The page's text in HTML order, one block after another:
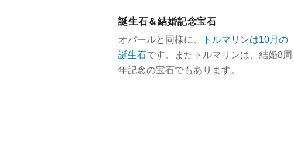
誕生石＆結婚記念宝石
オパールと同様に、
トルマリンは10月の
誕生石です。またトルマリンは、結婚8周
年記念の宝石でもあります。